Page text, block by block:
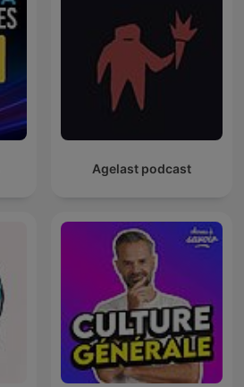
Agelast podcast